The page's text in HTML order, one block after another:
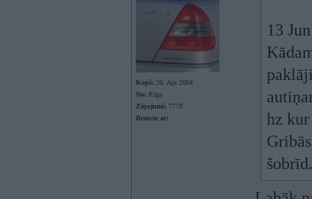
Kopš: 26. Apr 2004
No: Rīga
Ziņojumi: 7778
Braucu ar:
13
hz
šobrīd.